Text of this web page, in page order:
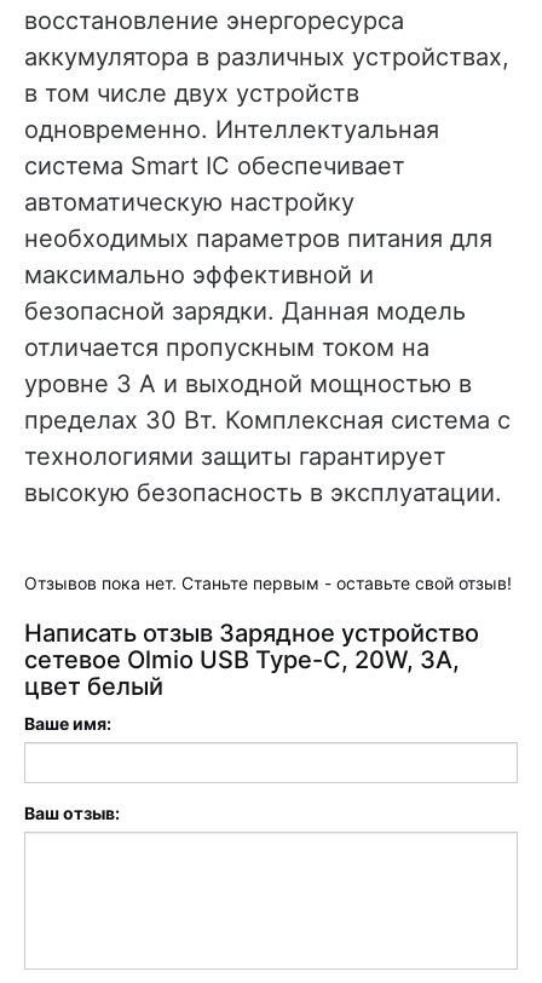
восстановление энергоресурса
аккумулятора в различных устройствах,
в том числе двух устройств
одновременно. Интеллектуальная
система Smart IC обеспечивает
автоматическую настройку
необходимых параметров питания для
максимально эффективной и
безопасной зарядки. Данная модель
отличается пропускным током на
уровне 3 А и выходной мощностью в
пределах 30 Вт. Комплексная система с
технологиями защиты гарантирует
высокую безопасность в эксплуатации.
Отзывов пока нет. Станьте первым - оставьте свой отзыв!
Написать отзыв Зарядное устройство
сетевое Olmio USB Type-C, 20W, 3A,
цвет белый
Ваше имя:
Ваш отзыв: